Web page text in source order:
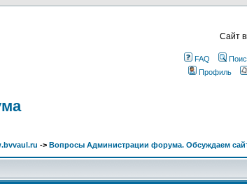
Cайт
FAQ
Профиль
-> Вопросы Администрации форума. Обсуждаем